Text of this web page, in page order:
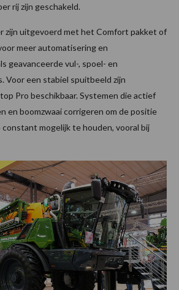
rij zijn geschakeld.
zijn uitgevoerd met het Comfort pakket of
meer automatisering en
geavanceerde vul-, spoel- en
Voor een stabiel spuitbeeld zijn
Pro beschikbaar. Systemen die actief
en boomzwaai corrigeren om de positie
mogelijk te houden, vooral bij